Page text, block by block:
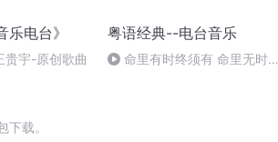
乐电台》
贵宇-原创歌曲
粤语经典--电台音乐
命里有时终须有 命里无时莫
载。